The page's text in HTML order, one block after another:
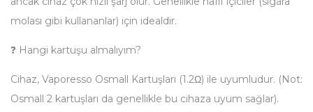
molası gibi kullananlar) için idealdir.
❓ Hangi kartuşu almalıyım?
Cihaz, Vaporesso Osmall Kartuşları (1.2Ω) ile uyumludur. (Not:
Osmall 2 kartuşları da genellikle bu cihaza uyum sağlar).